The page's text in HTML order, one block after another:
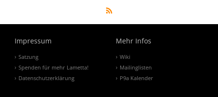
Impressum
Satzung
Spenden für mehr Lametta!
Datenschutzerklärung
Mehr Infos
Wiki
Mailinglisten
P9a Kalender